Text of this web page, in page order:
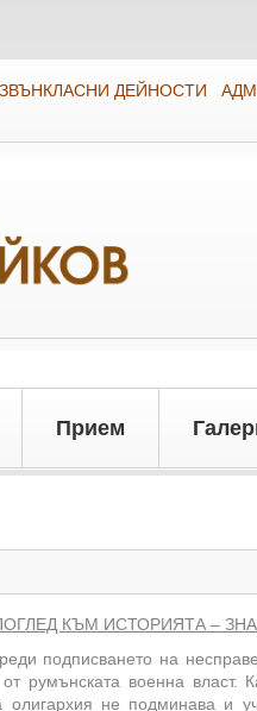
ДЕЙНОСТИ
Прием
КЪМ ИСТОРИЯТА –
подписването на
румънската военна власт.
олигархия не подминава